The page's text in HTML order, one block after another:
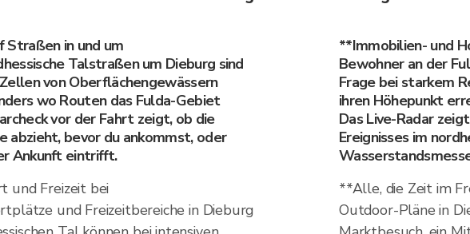
in und um
Talstraßen um Dieburg sind
von Oberflächengewässern
wo Routen das Fulda-Gebiet
vor der Fahrt zeigt, ob die
abzieht, bevor du ankommst, oder
Ankunft eintrifft.
und Freizeit bei
und Freizeitbereiche in Dieburg
**Immobilien- und
Bewohner an der
Frage bei starkem
ihren Höhepunkt
Das Live-Radar
Ereignisses im
**Alle, die Zeit im
Outdoor-Pläne in